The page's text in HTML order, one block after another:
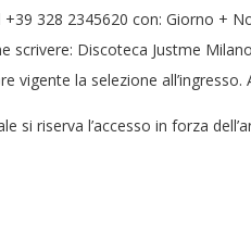
+39 328 2345620 con: Giorno +
scrivere: Discoteca Justme
vigente la selezione
si riserva l’accesso in forza